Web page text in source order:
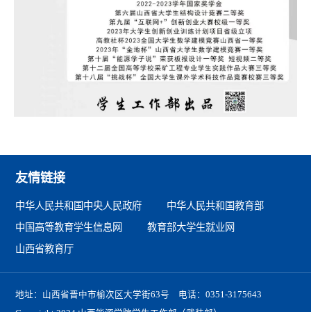
友情链接
中华人民共和国中央人民政府
中华人民共和国教育部
中国高等教育学生信息网
教育部大学生就业网
山西省教育厅
地址：山西省晋中市榆次区大学街63号 电话：0351-3175643